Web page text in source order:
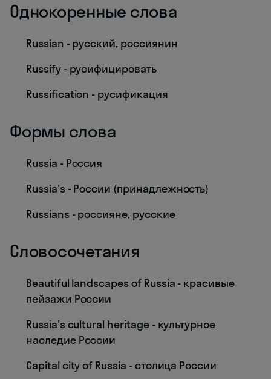
Однокоренные слова
Russian - русский, россиянин
Russify - русифицировать
Russification - русификация
Формы слова
Russia - Россия
Russia's - России (принадлежность)
Russians - россияне, русские
Словосочетания
Beautiful landscapes of Russia - красивые
пейзажи России
Russia's cultural heritage - культурное
наследие России
Capital city of Russia - столица России